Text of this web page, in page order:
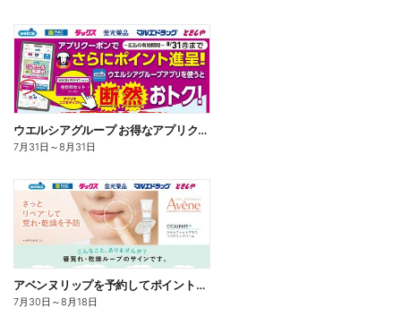
ウエルシアグループ お得なアプリクーポン
7月31日 ～8月31日
アベンヌリップを予約してポイントゲット!
7月30日 ～8月18日